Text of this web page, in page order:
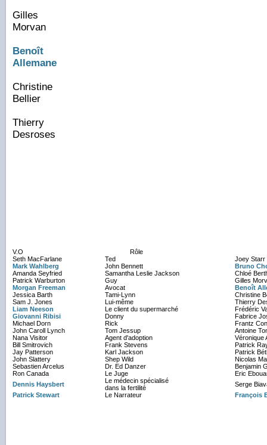
Gilles
Morvan
Benoît
Allemane
Christine
Bellier
Thierry
Desroses
V.O
Rôle
Seth MacFarlane
Ted
Joey Starr
Mark Wahlberg
John Bennett
Bruno
Amanda Seyfried
Samantha Leslie Jackson
Chloé
Patrick Warburton
Guy
Gilles
Morgan Freeman
Avocat
Benoît
Jessica Barth
Tami-Lynn
Christine
Sam J. Jones
Lui-même
Thierry
Liam Neeson
Le client du supermarché
Frédéric
Giovanni Ribisi
Donny
Fabrice
Michael Dorn
Rick
Frantz
John Caroll Lynch
Tom Jessup
Antoine
Nana Visitor
Agent d'adoption
Véronique
Bill Smitrovich
Frank Stevens
Patrick
Jay Patterson
Karl Jackson
Patrick
John Slattery
Shep Wild
Nicolas
Sebastien Arcelus
Dr. Ed Danzer
Benjamin
Ron Canada
Le Juge
Eric
Dennis Haysbert
Le médecin spécialisé
dans la fertilité
Serge
Patrick Stewart
Le Narrateur François